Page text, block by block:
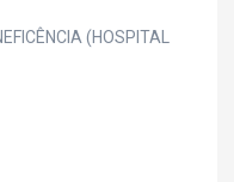
(HOSPITAL